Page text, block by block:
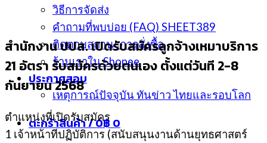
วิธีการจัดส่ง
คำถามที่พบบ่อย (FAQ) SHEET389
ติดตามสถานะการสั่งซื้อ
ร้านเราใน Shopee
ประกาศสอบ
เหตุการณ์ปัจจุบัน ทันข่าว ไทยและรอบโลก
ตะกร้าสินค้า /0฿ 0
สำนักงาน ปปส. เปิดรับสมัครลูกจ้างเหมาบริการ
21 อัตรา รับสมัครด้วยตนเอง ตั้งแต่วันที 2-8
กันยายน 2568
ตำแหน่งที่เปิดรับสมัคร
1 เจ้าหน้าทีปฏิบัติการ (สนับสนุนงานด้านยุทธศาสตร์